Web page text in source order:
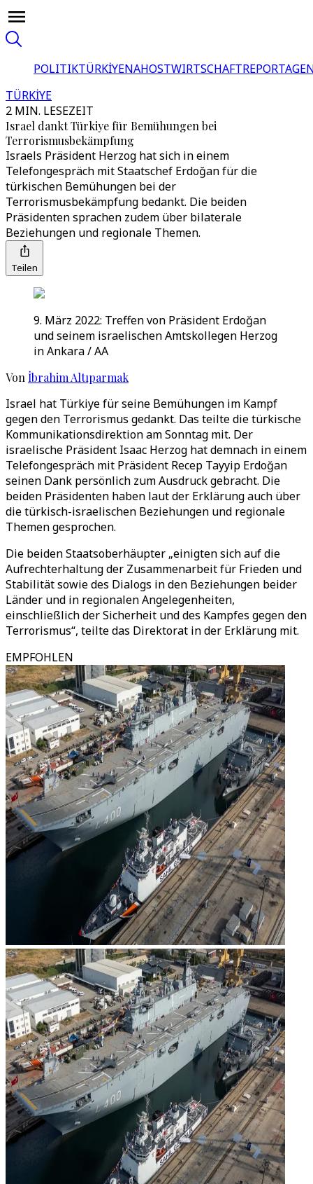
POLITIKTÜRKİYENAHOSTWIRTSCHAFT
TÜRKİYE
2 MIN. LESEZEIT
Israel dankt Türkiye für Bemühungen bei
Terrorismusbekämpfung
Israels Präsident Herzog hat sich in einem
Telefongespräch mit Staatschef Erdoğan für die
türkischen Bemühungen bei der
Terrorismusbekämpfung bedankt. Die beiden
Präsidenten sprachen zudem über bilaterale
Beziehungen und regionale Themen.
Teilen
9. März 2022: Treffen von Präsident Erdoğan
und seinem israelischen Amtskollegen Herzog
in Ankara / AA
Von İbrahim Altıparmak
Israel hat Türkiye für seine Bemühungen im Kampf
gegen den Terrorismus gedankt. Das teilte die türkische
Kommunikationsdirektion am Sonntag mit. Der
israelische Präsident Isaac Herzog hat demnach in einem
Telefongespräch mit Präsident Recep Tayyip Erdoğan
seinen Dank persönlich zum Ausdruck gebracht. Die
beiden Präsidenten haben laut der Erklärung auch über
die türkisch-israelischen Beziehungen und regionale
Themen gesprochen.
Die beiden Staatsoberhäupter „einigten sich auf die
Aufrechterhaltung der Zusammenarbeit für Frieden und
Stabilität sowie des Dialogs in den Beziehungen beider
Länder und in regionalen Angelegenheiten,
einschließlich der Sicherheit und des Kampfes gegen den
Terrorismus“, teilte das Direktorat in der Erklärung mit.
EMPFOHLEN